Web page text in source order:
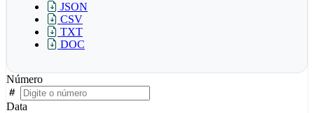
JSON
CSV
TXT
DOC
Número
Data